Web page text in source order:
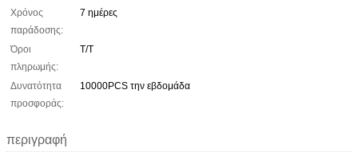
Χρόνος
παράδοσης:
7 ημέρες
Όροι
πληρωμής:
Τ/Τ
Δυνατότητα
προσφοράς:
10000PCS την εβδομάδα
περιγραφή